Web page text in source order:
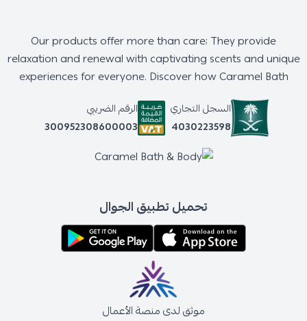
Our products offer more than care; They provide
relaxation and renewal with captivating scents and unique
experiences for everyone. Discover how Caramel Bath
السجل التجاري
4030223598
الرقم الضريبي
300952308600003
تحميل تطبيق الجوال
موثق لدى منصة الأعمال